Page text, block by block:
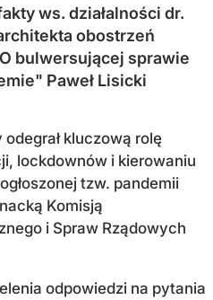
ws. działalności dr.
obostrzeń
bulwersującej sprawie
Paweł Lisicki
kluczową rolę
lockdownów i kierowaniu
tzw. pandemii
Komisją
i Spraw Rządowych
odpowiedzi na pytania